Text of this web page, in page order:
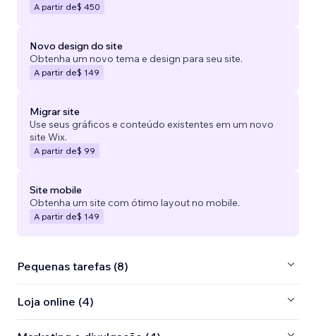
A partir de$ 450
Novo design do site
Obtenha um novo tema e design para seu site.
A partir de$ 149
Migrar site
Use seus gráficos e conteúdo existentes em um novo
site Wix.
A partir de$ 99
Site mobile
Obtenha um site com ótimo layout no mobile.
A partir de$ 149
Pequenas tarefas (8)
Loja online (4)